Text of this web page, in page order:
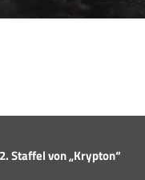
Staffel von „Krypton“